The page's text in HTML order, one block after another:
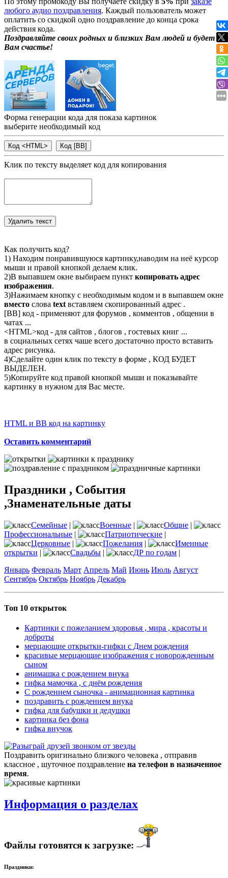
любого аудио поздравления. Каждый пользователь может
оплатить со скидкой одно поздравление до конца срока
действия кода.
Поздравляйте своих родных и близких Вам людей и будет
Вам счастье!
Форма генерации кода для показа картинок
выберите необходимый код
Клик по тексту выделяет код для копирования
Как получить код?
1) Находим понравившуюся картинку,наводим на неё курсор
мыши и правой кнопкой делаем клик.
2)В выпавшем окне выбираем пункт копировать адрес
изображения.
3)Нажимаем кнопку с необходимым кодом и в выпавшем окне
вместо слова text вставляем скопированный адрес .
[BB] код - применяют для форумов , комментов , общении в
чатах ...
<HTML>код - для сайтов , блогов , гостевых книг ...
в социальных сетях чаше всего достаточно просто вставить
адрес рисунка.
4)Сделайте один клик по тексту в форме , КОД БУДЕТ
ВЫДЕЛЕН.
5)Копируйте код правой кнопкой мыши и показывайте
картинку в нужном для Вас месте.
HTML и BB код на картинку
Оставить комментарий
Праздники , События
,Знаменательные даты
Семейные | Военные | Общие |
Профессиональные | Патриотические |
Церковные | Пожелания |
Именные
открытки | Свадьбы | ДР по годам |
Январь Февраль Март Апрель Май Июнь Июль Август
Сентябрь Октябрь Ноябрь Декабрь
Топ 10 открыток
Картинки с пожеланием здоровья , мира , красоты и
доброты
мерцающие открытки-гифки с Днем рождения
красивые мерцающие изображения с новорожденным
сыном
анимашка с рождением внука
гифка мамочка , с днём рождения
С рождением сыночка - анимационная картинка
поздравить с рождением внука
гифка для бабушки и дедушки
картинка без фона
гифка внучок
Поздравить оригинально близкого человека , отправив
классное , шуточное поздравление на телефон в назначенное
время.
Информация о разделах
Файлы готовятся к загрузке:
Праздники: